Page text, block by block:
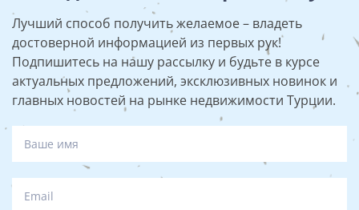
Лучший способ получить желаемое – владеть
достоверной информацией из первых рук!
Подпишитесь на нашу рассылку и будьте в курсе
актуальных предложений, эксклюзивных новинок и
главных новостей на рынке недвижимости Турции.